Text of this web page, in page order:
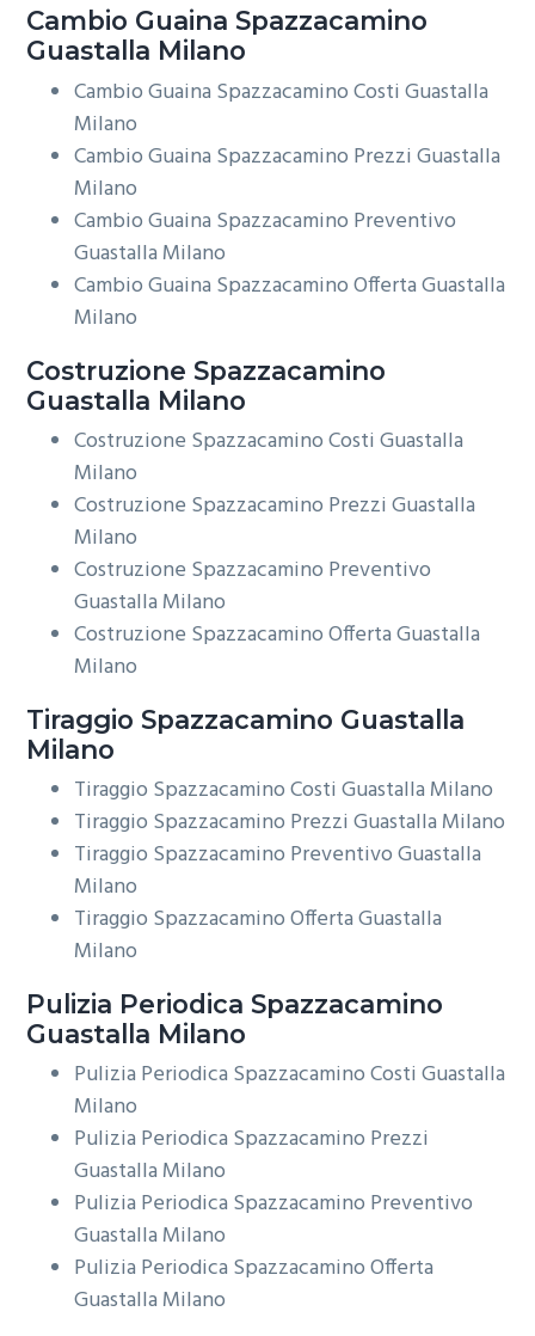
Cambio Guaina Spazzacamino
Guastalla Milano
Cambio Guaina Spazzacamino Costi Guastalla
Milano
Cambio Guaina Spazzacamino Prezzi Guastalla
Milano
Cambio Guaina Spazzacamino Preventivo
Guastalla Milano
Cambio Guaina Spazzacamino Offerta Guastalla
Milano
Costruzione Spazzacamino
Guastalla Milano
Costruzione Spazzacamino Costi Guastalla
Milano
Costruzione Spazzacamino Prezzi Guastalla
Milano
Costruzione Spazzacamino Preventivo
Guastalla Milano
Costruzione Spazzacamino Offerta Guastalla
Milano
Tiraggio Spazzacamino Guastalla
Milano
Tiraggio Spazzacamino Costi Guastalla Milano
Tiraggio Spazzacamino Prezzi Guastalla Milano
Tiraggio Spazzacamino Preventivo Guastalla
Milano
Tiraggio Spazzacamino Offerta Guastalla
Milano
Pulizia Periodica Spazzacamino
Guastalla Milano
Pulizia Periodica Spazzacamino Costi Guastalla
Milano
Pulizia Periodica Spazzacamino Prezzi
Guastalla Milano
Pulizia Periodica Spazzacamino Preventivo
Guastalla Milano
Pulizia Periodica Spazzacamino Offerta
Guastalla Milano